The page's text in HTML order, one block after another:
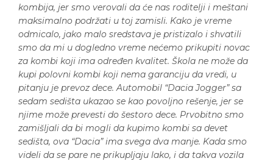
kombija, jer smo verovali da će nas roditelji i meštani
maksimalno podržati u toj zamisli. Kako je vreme
odmicalo, jako malo sredstava je pristizalo i shvatili
smo da mi u dogledno vreme nećemo prikupiti novac
za kombi koji ima određen kvalitet. Škola ne može da
kupi polovni kombi koji nema garanciju da vredi, u
pitanju je prevoz dece. Automobil “Dacia Jogger” sa
sedam sedišta ukazao se kao povoljno rešenje, jer se
njime može prevesti do šestoro dece. Prvobitno smo
zamišljali da bi mogli da kupimo kombi sa devet
sedišta, ova “Dacia” ima svega dva manje. Kada smo
videli da se pare ne prikupljaju lako, i da takva vozila